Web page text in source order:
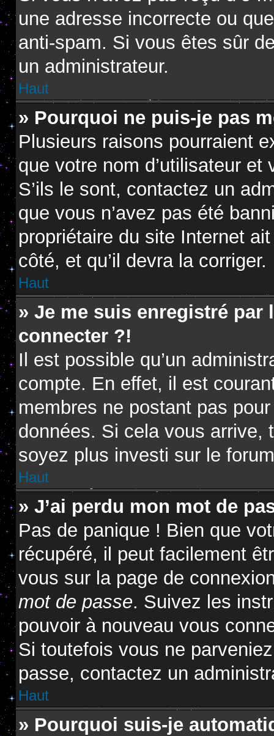
une adresse incorrecte ou
anti-spam. Si vous êtes sûr
un administrateur.
Haut
» Pourquoi ne puis-je pas
Plusieurs raisons pourraient
que votre nom d’utilisateur
S’ils le sont, contactez un
que vous n’avez pas été
propriétaire du site Internet
côté, et qu’il devra la corriger.
Haut
» Je me suis enregistré par
connecter ?!
Il est possible qu’un
compte. En effet, il est
membres ne postant pas
données. Si cela vous arrive,
soyez plus investi sur le
Haut
» J’ai perdu mon mot de
Pas de panique ! Bien que
récupéré, il peut facilement
vous sur la page de
mot de passe. Suivez les
pouvoir à nouveau vous
Si toutefois vous ne
passe, contactez un
Haut
» Pourquoi suis-je